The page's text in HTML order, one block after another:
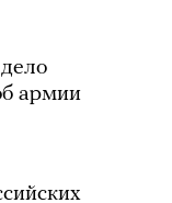
армии